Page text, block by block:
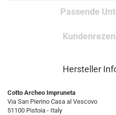
Passende
Hersteller
Cotto Archeo Impruneta
Via San Pierino Casa al Vescovo
51100 Pistoia - Italy